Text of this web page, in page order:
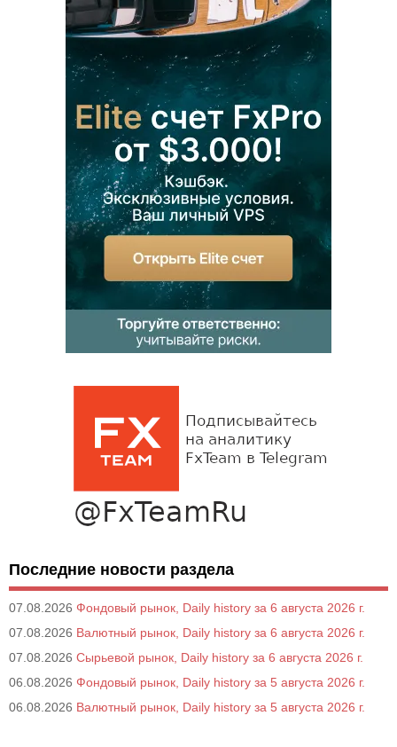
Последние новости раздела
07.08.2026 Фондовый рынок, Daily history за 6 августа 2026 г.
07.08.2026 Валютный рынок, Daily history за 6 августа 2026 г.
07.08.2026 Сырьевой рынок, Daily history за 6 августа 2026 г.
06.08.2026 Фондовый рынок, Daily history за 5 августа 2026 г.
06.08.2026 Валютный рынок, Daily history за 5 августа 2026 г.